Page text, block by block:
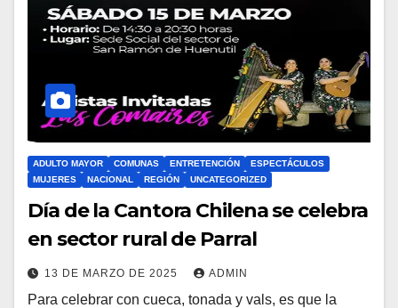
ADULTO MAYOR COMUNAS ENTRETENCIÓN
ESPECTÁCULOS
MUJERES
NACIONAL REGIÓN UNCATEGORIZED
Día de la Cantora Chilena se celebra
en sector rural de Parral
13 DE MARZO DE 2025 ADMIN
Para celebrar con cueca, tonada y vals, es que la